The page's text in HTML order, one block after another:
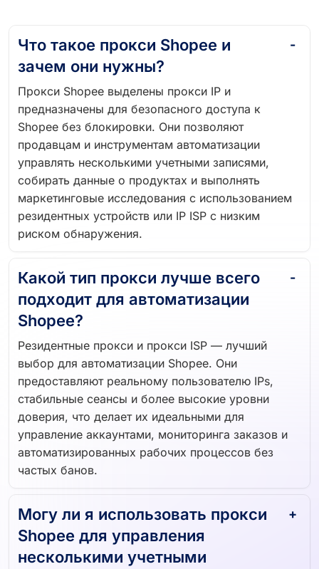
Что такое прокси Shopee и
зачем они нужны?
Прокси Shopee выделены прокси IP и
предназначены для безопасного доступа к
Shopee без блокировки. Они позволяют
продавцам и инструментам автоматизации
управлять несколькими учетными записями,
собирать данные о продуктах и ​​выполнять
маркетинговые исследования с использованием
резидентных устройств или IP ISP с низким
риском обнаружения.
Какой тип прокси лучше всего
подходит для автоматизации
Shopee?
Резидентные прокси и прокси ISP — лучший
выбор для автоматизации Shopee. Они
предоставляют реальному пользователю IPs,
стабильные сеансы и более высокие уровни
доверия, что делает их идеальными для
управление аккаунтами, мониторинга заказов и
автоматизированных рабочих процессов без
частых банов.
Могу ли я использовать прокси
Shopee для управления
несколькими учетными